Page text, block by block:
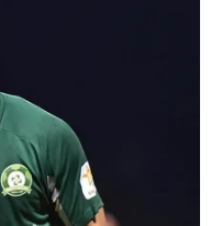
Nhà máy ôtô
Phạm Vũ Hải bị